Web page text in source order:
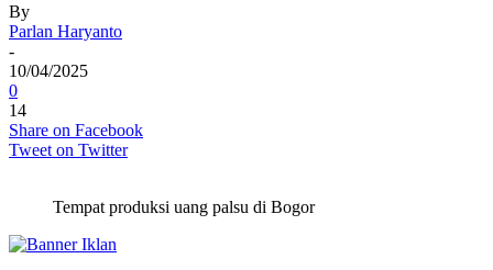
By
Parlan Haryanto
-
10/04/2025
0
14
Share on Facebook
Tweet on Twitter
Tempat produksi uang palsu di Bogor